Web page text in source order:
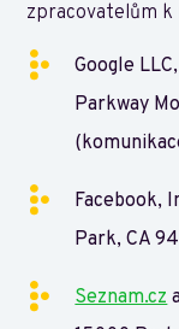
zpracovatelům k
Google
Parkway
Facebook,
Park, CA
Seznam.cz